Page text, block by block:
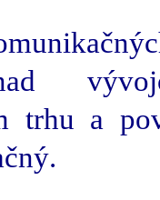
trhu a